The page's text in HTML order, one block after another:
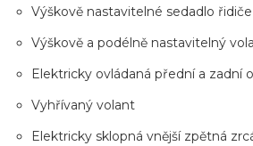
Výškově nastavitelné sedadlo řidiče
Výškově a podélně nastavitelný
Elektricky ovládaná přední a zadní
Vyhřívaný volant
Elektricky sklopná vnější zpětná